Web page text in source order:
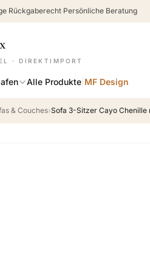
Rückgaberecht·Persönliche Beratung
· DIREKTIMPORT
Alle Produkte MF Design
& Couches›Sofa 3-Sitzer Cayo